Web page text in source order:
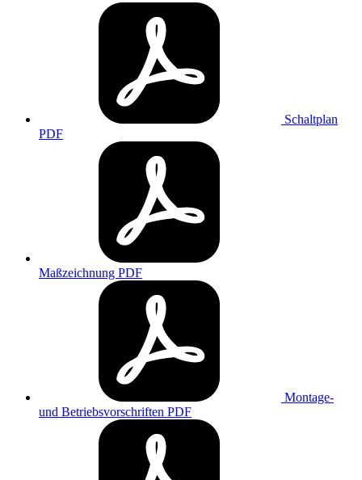
Schaltplan
PDF
Maßzeichnung PDF
Montage-
und Betriebsvorschriften PDF